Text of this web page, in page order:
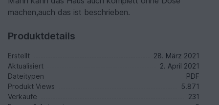
machen,auch das ist beschrieben.
Produktdetails
Erstellt
28. März 2021
Aktualisiert
2. April 2021
Dateitypen
PDF
Produkt Views
5.871
Verkäufe
231